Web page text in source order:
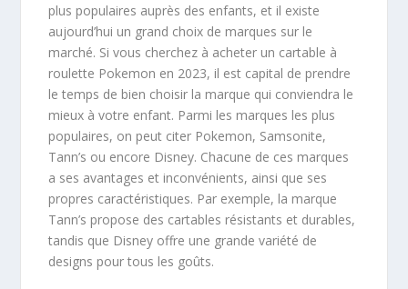
plus populaires auprès des enfants, et il existe
aujourd’hui un grand choix de marques sur le
marché. Si vous cherchez à acheter un cartable à
roulette Pokemon en 2023, il est capital de prendre
le temps de bien choisir la marque qui conviendra le
mieux à votre enfant. Parmi les marques les plus
populaires, on peut citer Pokemon, Samsonite,
Tann’s ou encore Disney. Chacune de ces marques
a ses avantages et inconvénients, ainsi que ses
propres caractéristiques. Par exemple, la marque
Tann’s propose des cartables résistants et durables,
tandis que Disney offre une grande variété de
designs pour tous les goûts.